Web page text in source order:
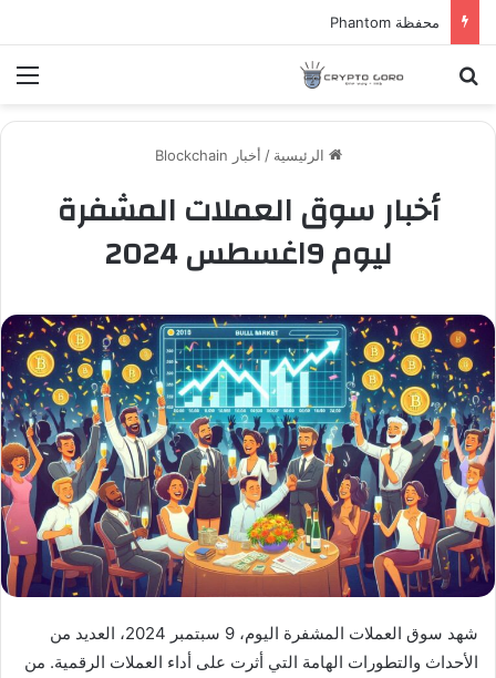
محفظة Phantom
بحث عن
الرئيسية / أخبار Blockchain
أخبار سوق العملات المشفرة
ليوم 9اغسطس 2024
شهد سوق العملات المشفرة اليوم، 9 سبتمبر 2024، العديد من
الأحداث والتطورات الهامة التي أثرت على أداء العملات الرقمية. من